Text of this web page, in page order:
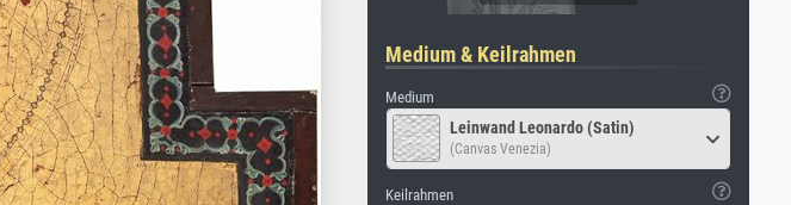
Medium & Keilrahmen
Medium
Leinwand Leonardo (Satin)
(Canvas Venezia)
Keilrahmen